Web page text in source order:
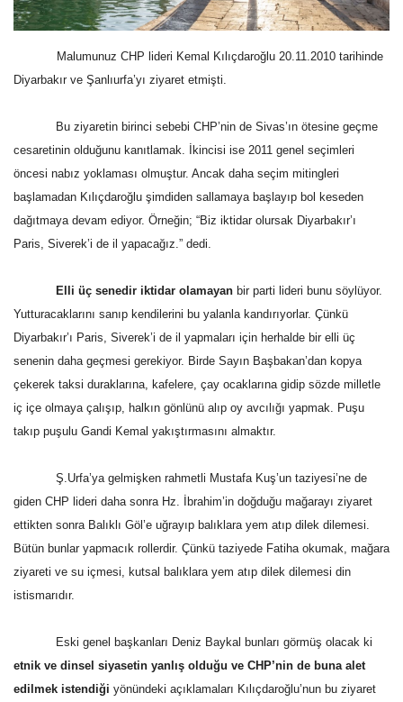
Gündem
Tekno Bilim
Ekonomi
Galeriler
Siyaset
Yaşam
İletişim
Sağlık
Malumunuz CHP lideri Kemal Kılıçdaroğlu 20.11.2010 tarihinde
Diyarbakır ve Şanlıurfa’yı ziyaret etmişti.
Bu ziyaretin birinci sebebi CHP’nin de Sivas’ın ötesine geçme
cesaretinin olduğunu kanıtlamak. İkincisi ise 2011 genel seçimleri
öncesi nabız yoklaması olmuştur. Ancak daha seçim mitingleri
başlamadan Kılıçdaroğlu şimdiden sallamaya başlayıp bol keseden
dağıtmaya devam ediyor. Örneğin; “Biz iktidar olursak Diyarbakır’ı
Paris, Siverek’i de il yapacağız.” dedi.
Elli üç senedir iktidar olamayan bir parti lideri bunu söylüyor.
Yutturacaklarını sanıp kendilerini bu yalanla kandırıyorlar. Çünkü
Diyarbakır’ı Paris, Siverek’i de il yapmaları için herhalde bir elli üç
senenin daha geçmesi gerekiyor. Birde Sayın Başbakan’dan kopya
çekerek taksi duraklarına, kafelere, çay ocaklarına gidip sözde milletle
iç içe olmaya çalışıp, halkın gönlünü alıp oy avcılığı yapmak. Puşu
takıp puşulu Gandi Kemal yakıştırmasını almaktır.
Ş.Urfa’ya gelmişken rahmetli Mustafa Kuş’un taziyesi’ne de
giden CHP lideri daha sonra Hz. İbrahim’in doğduğu mağarayı ziyaret
ettikten sonra Balıklı Göl’e uğrayıp balıklara yem atıp dilek dilemesi.
Bütün bunlar yapmacık rollerdir. Çünkü taziyede Fatiha okumak, mağara
ziyareti ve su içmesi, kutsal balıklara yem atıp dilek dilemesi din
istismarıdır.
Eski genel başkanları Deniz Baykal bunları görmüş olacak ki
etnik ve dinsel siyasetin yanlış olduğu ve CHP’nin de buna alet
edilmek istendiği yönündeki açıklamaları Kılıçdaroğlu’nun bu ziyaret